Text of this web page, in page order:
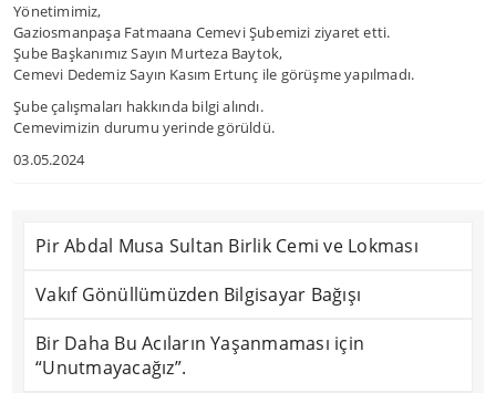
Yönetimimiz,
Gaziosmanpaşa Fatmaana Cemevi Şubemizi ziyaret etti.
Şube Başkanımız Sayın Murteza Baytok,
Cemevi Dedemiz Sayın Kasım Ertunç ile görüşme yapılmadı.
Şube çalışmaları hakkında bilgi alındı.
Cemevimizin durumu yerinde görüldü.
03.05.2024
Pir Abdal Musa Sultan Birlik Cemi ve Lokması
Vakıf Gönüllümüzden Bilgisayar Bağışı
Bir Daha Bu Acıların Yaşanmaması için
“Unutmayacağız”.